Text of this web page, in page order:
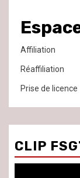
Affiliation
Réaffiliation
Prise de licence
CLIP